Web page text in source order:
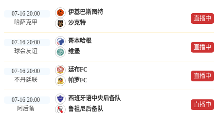
07-16 20:00
哈萨克甲
伊基巴斯图特
沙克特
直播中
07-16 20:00
球会友谊
哥本哈根
维堡
直播中
07-16 20:00
不丹廷联
廷布FC
帕罗FC
直播中
07-16 20:00
阿后备
西班牙语中央后备队
鲁祖尼后备队
直播中